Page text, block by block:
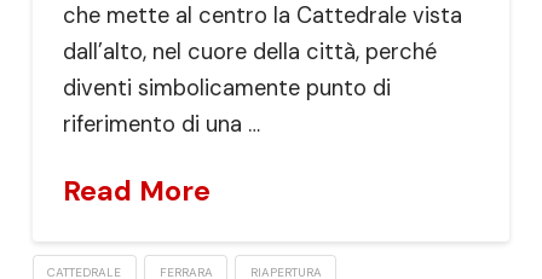
che mette al centro la Cattedrale vista
dall’alto, nel cuore della città, perché
diventi simbolicamente punto di
riferimento di una …
Read More
CATTEDRALE FERRARA RIAPERTURA